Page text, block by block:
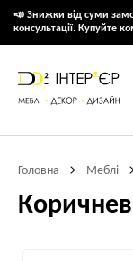
📣 Знижки від суми
консультації. Купуйте
Головна Меблі